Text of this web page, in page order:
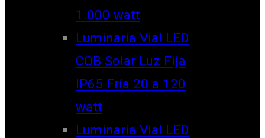
1.000 watt
Luminaria Vial LED
COB Solar Luz Fija
IP65 Fría 20 a 120
watt
Luminaria Vial LED